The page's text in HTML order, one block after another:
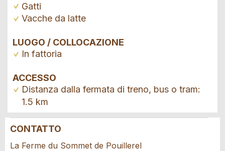
Gatti
Vacche da latte
LUOGO / COLLOCAZIONE
In fattoria
ACCESSO
Distanza dalla fermata di treno, bus o tram:
1.5 km
Contestare l'annuncio
Consigliamo l'annuncio
CONTATTO
La Ferme du Sommet de Pouillerel